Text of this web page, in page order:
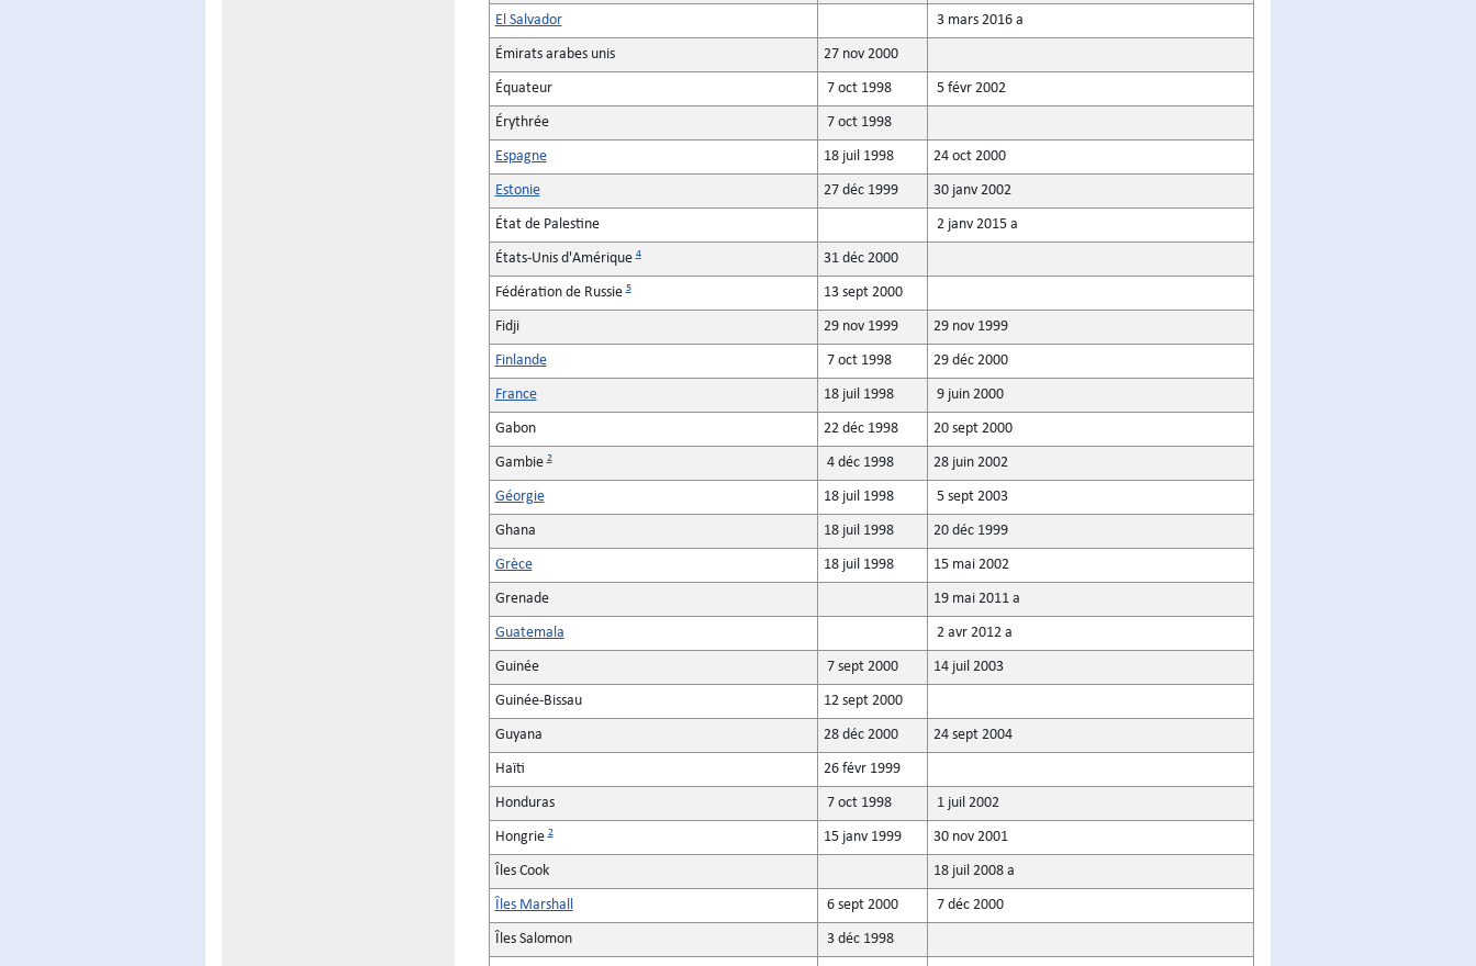
El Salvador 3 mars 2016 a
Émirats arabes unis 27 nov 2000
Équateur 7 oct 1998 5 févr 2002
Érythrée 7 oct 1998
Espagne 18 juil 1998 24 oct 2000
Estonie 27 déc 1999 30 janv 2002
État de Palestine 2 janv 2015 a
États-Unis d'Amérique4 31 déc 2000
Fédération de Russie5 13 sept 2000
Fidji 29 nov 1999 29 nov 1999
Finlande 7 oct 1998 29 déc 2000
France 18 juil 1998 9 juin 2000
Gabon 22 déc 1998 20 sept 2000
Gambie2 4 déc 1998 28 juin 2002
Géorgie 18 juil 1998 5 sept 2003
Ghana 18 juil 1998 20 déc 1999
Grèce 18 juil 1998 15 mai 2002
Grenade 19 mai 2011 a
Guatemala 2 avr 2012 a
Guinée 7 sept 2000 14 juil 2003
Guinée-Bissau 12 sept 2000
Guyana 28 déc 2000 24 sept 2004
Haïti 26 févr 1999
Honduras 7 oct 1998 1 juil 2002
Hongrie2 15 janv 1999 30 nov 2001
Îles Cook 18 juil 2008 a
Îles Marshall 6 sept 2000 7 déc 2000
Îles Salomon 3 déc 1998